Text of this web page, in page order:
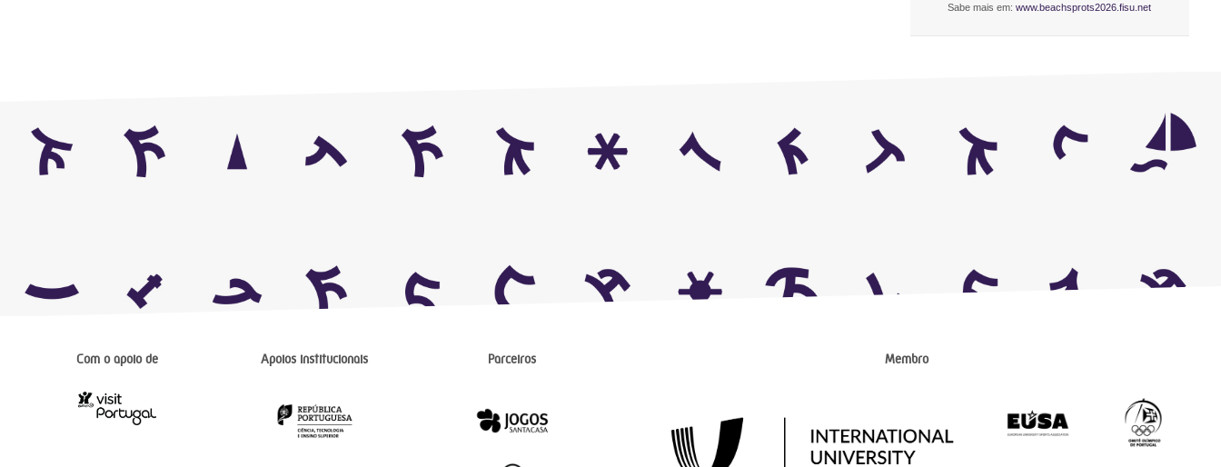
Sabe mais em:www.beachsprots2026.fisu.net
Com o apoio de Apoios institucionais Parceiros Membro